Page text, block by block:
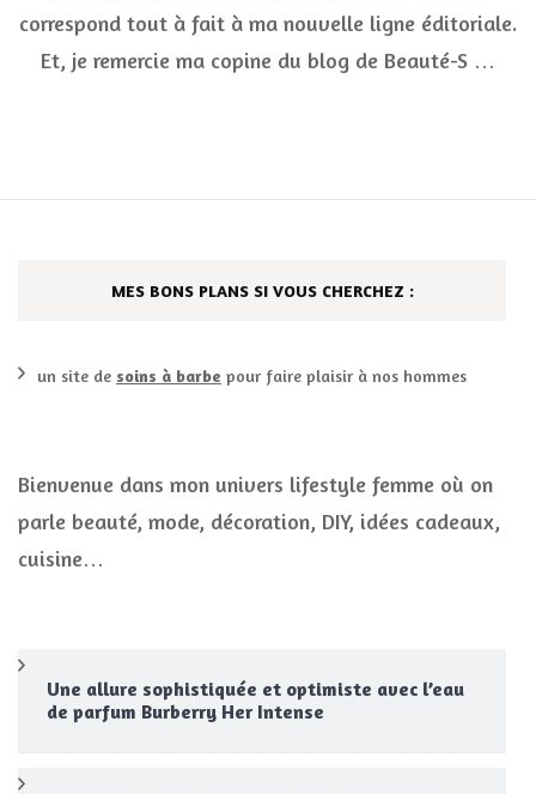
correspond tout à fait à ma nouvelle ligne éditoriale.
Et, je remercie ma copine du blog de Beauté-S …
MES BONS PLANS SI VOUS CHERCHEZ :
un site de soins à barbe pour faire plaisir à nos hommes
Bienvenue dans mon univers lifestyle femme où on
parle beauté, mode, décoration, DIY, idées cadeaux,
cuisine…
Une allure sophistiquée et optimiste avec l’eau
de parfum Burberry Her Intense